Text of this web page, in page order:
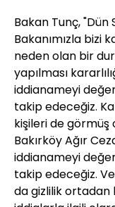
Bakan Tunç, "Dün
Bakanımızla bizi
neden olan bir
yapılması
iddianameyi
takip edeceğiz.
kişileri de görmüş
Bakırköy Ağır
iddianameyi
takip edeceğiz.
da gizlilik